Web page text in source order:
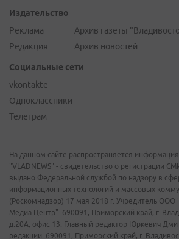
Издательство
Реклама
Редакция
Архив газеты
Архив новостей
Социальные сети
vkontakte
Одноклассники
Телеграм
На данном сайте распространяется
"VLADNEWS" - свидетельство о регистрации
выдано Федеральной службой по надзору в
информационных технологий и массовых
(Роскомнадзор) 17 мая 2018 г. Учредитель ООО
Медиа Центр". 690091, Приморский край, г.
д.20А, офис 13. Главный редактор Юркевич
редакции: 690091, Приморский край, г.